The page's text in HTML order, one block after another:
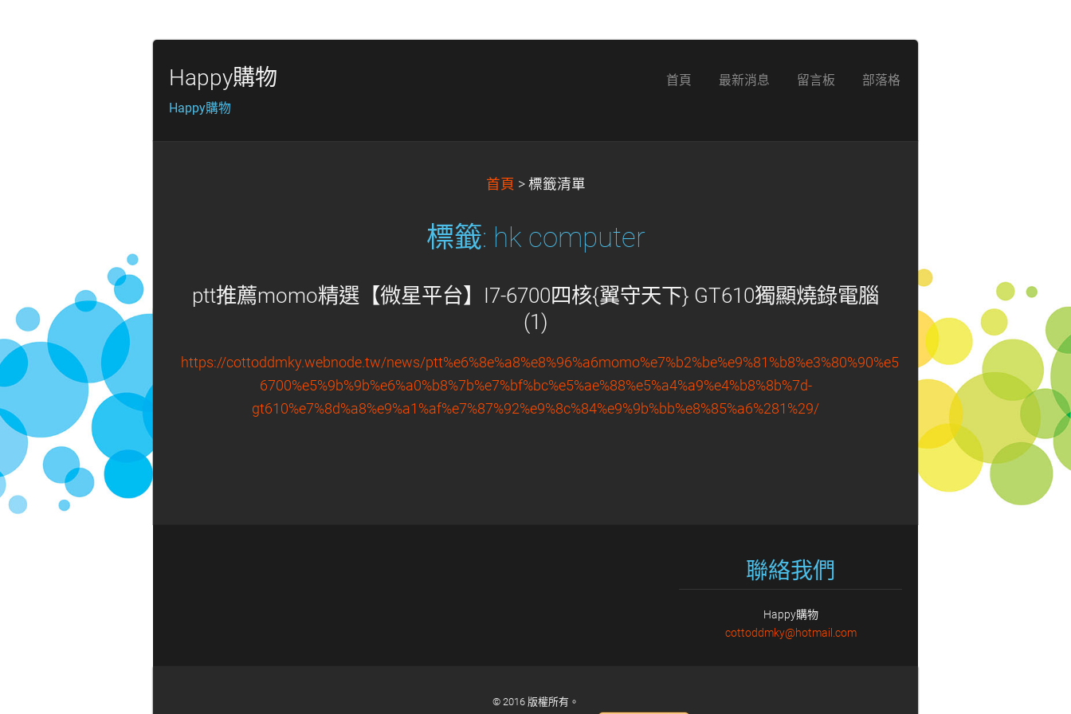
Happy購物
Happy購物
首頁 最新消息 留言板 部落格
首頁 > 標籤清單
標籤: hk computer
ptt推薦momo精選【微星平台】I7-6700四核{翼守天下} GT610獨顯燒錄電腦
(1)
https://cottoddmky.webnode.tw/news/
6700%e5%9b%9b%e6%a0%b8%7b%e7%bf%bc%e5%ae%88%e5%a4%a9%e4%b8%8b%7d-
gt610%e7%8d%a8%e9%a1%af%e7%87%92%e9%8c%84%e9%9b%bb%e8%85%a6%281%29/
聯絡我們
Happy購物
cottoddmky@hotmail.com
© 2016 版權所有。